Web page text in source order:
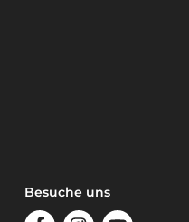
Besuche uns